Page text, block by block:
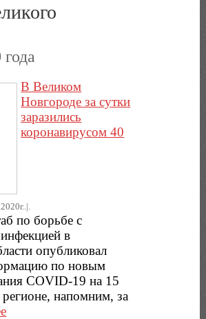
В Великом
Новгороде за сутки
заразились
коронавирусом 40
по борьбе с
в
опубликовал
по новым
COVID-19 на 15
напомним, за